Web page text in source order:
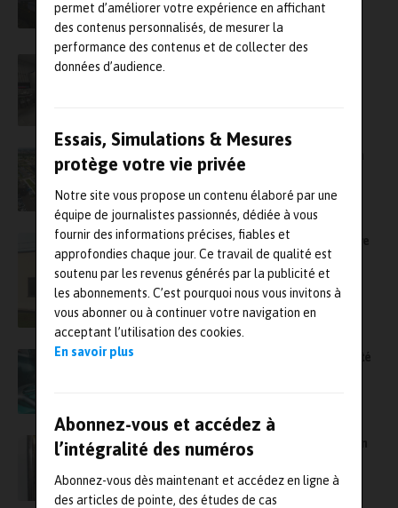
permet d’améliorer votre expérience en affichant
des contenus personnalisés, de mesurer la
performance des contenus et de collecter des
données d’audience.
Essais, Simulations & Mesures
protège votre vie privée
Notre site vous propose un contenu élaboré par une
équipe de journalistes passionnés, dédiée à vous
fournir des informations précises, fiables et
approfondies chaque jour. Ce travail de qualité est
soutenu par les revenus générés par la publicité et
les abonnements. C’est pourquoi nous vous invitons à
vous abonner ou à continuer votre navigation en
acceptant l’utilisation des cookies.
En savoir plus
Abonnez-vous et accédez à
l’intégralité des numéros
Abonnez-vous dès maintenant et accédez en ligne à
des articles de pointe, des études de cas
risques sécurité d’une mise à l’évent sur site
hydrogène
SGS France inaugure son laboratoire dédié à
Symbio, premier acteur européen des piles à
hydrogène à être certifié IATF 16949
Testing : SGS déménage son agence du Havre
Un nouvel équipement de mesure de propreté
Irma lance un nouveau banc d’essai unique en
France pour lever les freins sur l’hydrogène